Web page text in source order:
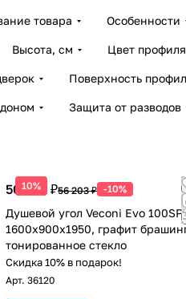
товара Особенности
Высота, см Цвет профиля
Поверхность
Защита от разводов
10%
50 583 ₽56 203 ₽ -10%
Душевой угол Veconi Evo 100SP
1600х900x1950, графит
тонированное стекло
Скидка 10% в подарок!
Арт. 36120